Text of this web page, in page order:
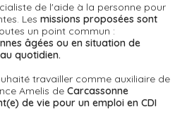
de l'aide à la personne pour
Les missions proposées sont
un point commun :
âgées ou en situation de
quotidien.
travailler comme auxiliaire de
Amelis de Carcassonne
de vie pour un emploi en CDI